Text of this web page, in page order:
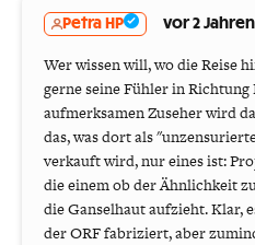
Petra HP vor 2 Jahren
Wer wissen will, wo die Reise
gerne seine Fühler in Richtung
aufmerksamen Zuseher wird
das, was dort als
verkauft wird, nur eines ist:
die einem ob der Ähnlichkeit
die Ganselhaut aufzieht. Klar,
der ORF fabriziert, aber